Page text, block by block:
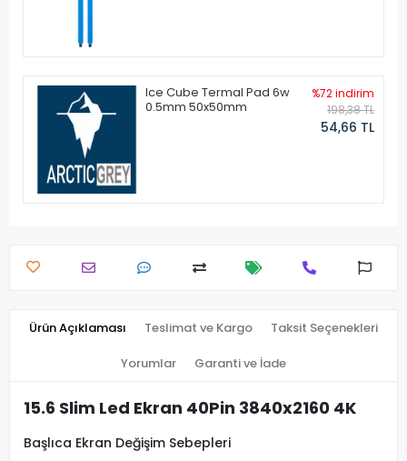
Ice Cube Termal Pad 6w
0.5mm 50x50mm
%72 indirim
198,38 TL
54,66 TL
Ürün Açıklaması Teslimat ve Kargo Taksit Seçenekleri
Yorumlar Garanti ve İade
15.6 Slim Led Ekran 40Pin 3840x2160 4K
Başlıca Ekran Değişim Sebepleri